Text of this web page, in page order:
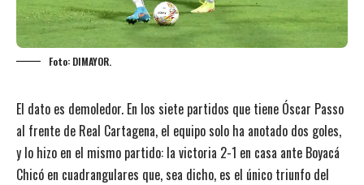
Foto: DIMAYOR.
El dato es demoledor. En los siete partidos que tiene Óscar Passo
al frente de Real Cartagena, el equipo solo ha anotado dos goles,
y lo hizo en el mismo partido: la victoria 2-1 en casa ante Boyacá
Chicó en cuadrangulares que, sea dicho, es el único triunfo del